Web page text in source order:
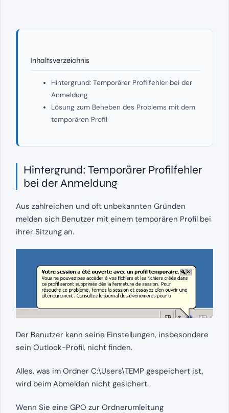
Inhaltsverzeichnis
Hintergrund: Temporärer Profilfehler bei der
Anmeldung
Lösung zum Beheben des Problems mit dem
temporären Profil
Hintergrund: Temporärer Profilfehler
bei der Anmeldung
Aus zahlreichen und oft unbekannten Gründen
melden sich Benutzer mit einem temporären Profil bei
ihrer Sitzung an.
Der Benutzer kann seine Einstellungen, insbesondere
sein Outlook-Profil, nicht finden.
Alles, was im Ordner C:\Users\TEMP gespeichert ist,
wird beim Abmelden nicht gesichert.
Wenn Sie eine GPO zur Ordnerumleitung